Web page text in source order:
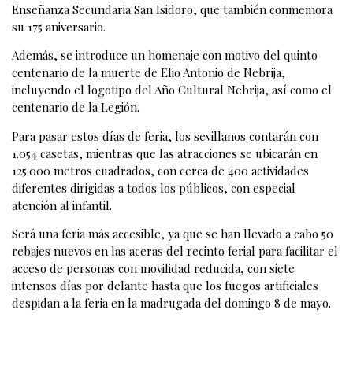
Enseñanza Secundaria San Isidoro, que también conmemora
su 175 aniversario.
Además, se introduce un homenaje con motivo del quinto
centenario de la muerte de Elio Antonio de Nebrija,
incluyendo el logotipo del Año Cultural Nebrija, así como el
centenario de la Legión.
Para pasar estos días de feria, los sevillanos contarán con
1.054 casetas, mientras que las atracciones se ubicarán en
125.000 metros cuadrados, con cerca de 400 actividades
diferentes dirigidas a todos los públicos, con especial
atención al infantil.
Será una feria más accesible, ya que se han llevado a cabo 50
rebajes nuevos en las aceras del recinto ferial para facilitar el
acceso de personas con movilidad reducida, con siete
intensos días por delante hasta que los fuegos artificiales
despidan a la feria en la madrugada del domingo 8 de mayo.